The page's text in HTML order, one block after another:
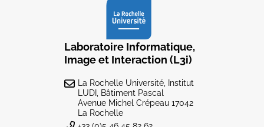
Laboratoire Informatique,
Image et Interaction (L3i)
La Rochelle Université, Institut
LUDI, Bâtiment Pascal
Avenue Michel Crépeau 17042
La Rochelle